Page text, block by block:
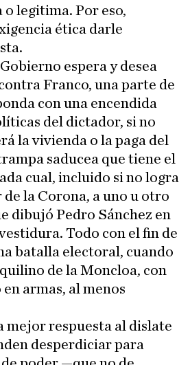
legitima. Por eso,
ética darle
espera y desea
Franco, una parte de
con una encendida
del dictador, si no
la vivienda o la paga del
saducea que tiene el
cual, incluido si no logra
la Corona, a uno u otro
dibujó Pedro Sánchez en
Todo con el fin de
batalla electoral, cuando
de la Moncloa, con
armas, al menos
mejor respuesta al dislate
desperdiciar para